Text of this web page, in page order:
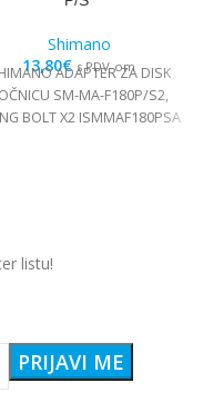
Shimano
13,80€ s PDV-om
ADAPTER ZA DISK
SM-MA-F180P/S2,
BOLT X2 ISMMAF180PSA
listu!